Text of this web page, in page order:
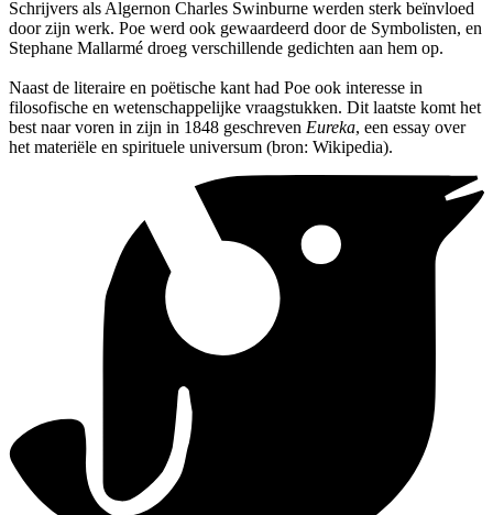
Schrijvers als Algernon Charles Swinburne werden sterk beïnvloed
door zijn werk. Poe werd ook gewaardeerd door de Symbolisten, en
Stephane Mallarmé droeg verschillende gedichten aan hem op.
Naast de literaire en poëtische kant had Poe ook interesse in
filosofische en wetenschappelijke vraagstukken. Dit laatste komt het
best naar voren in zijn in 1848 geschreven Eureka, een essay over
het materiële en spirituele universum (bron: Wikipedia).